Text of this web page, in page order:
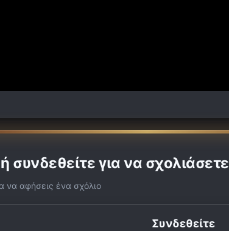
συνδεθείτε για να σχολιάσετε
να αφήσεις ένα σχόλιο
Συνδεθείτε